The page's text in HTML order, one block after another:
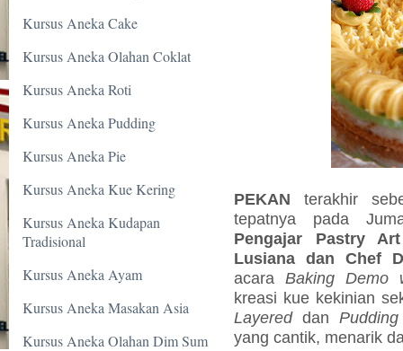
Kursus Aneka Cake
Kursus Aneka Olahan Coklat
Kursus Aneka Roti
Kursus Aneka Pudding
Kursus Aneka Pie
Kursus Aneka Kue Kering
Kursus Aneka Kudapan
Tradisional
Kursus Aneka Ayam
Kursus Aneka Masakan Asia
Kursus Aneka Olahan Dim Sum
PEKAN terakhir
tepatnya pada
Pengajar Pastry
Lusiana dan Chef
acara Baking Demo
kreasi kue kekinian
Layereddan
yang cantik, menarik